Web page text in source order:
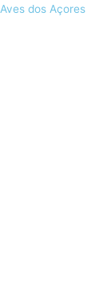
Skip
Aves dos Açores